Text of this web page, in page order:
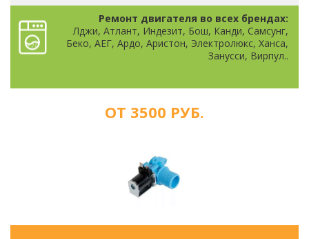
Ремонт двигателя во всех брендах:
Лджи, Атлант, Индезит, Бош, Канди, Самсунг,
Беко, АЕГ, Ардо, Аристон, Электролюкс, Ханса,
Занусси, Вирпул..
ОТ 3500 РУБ.